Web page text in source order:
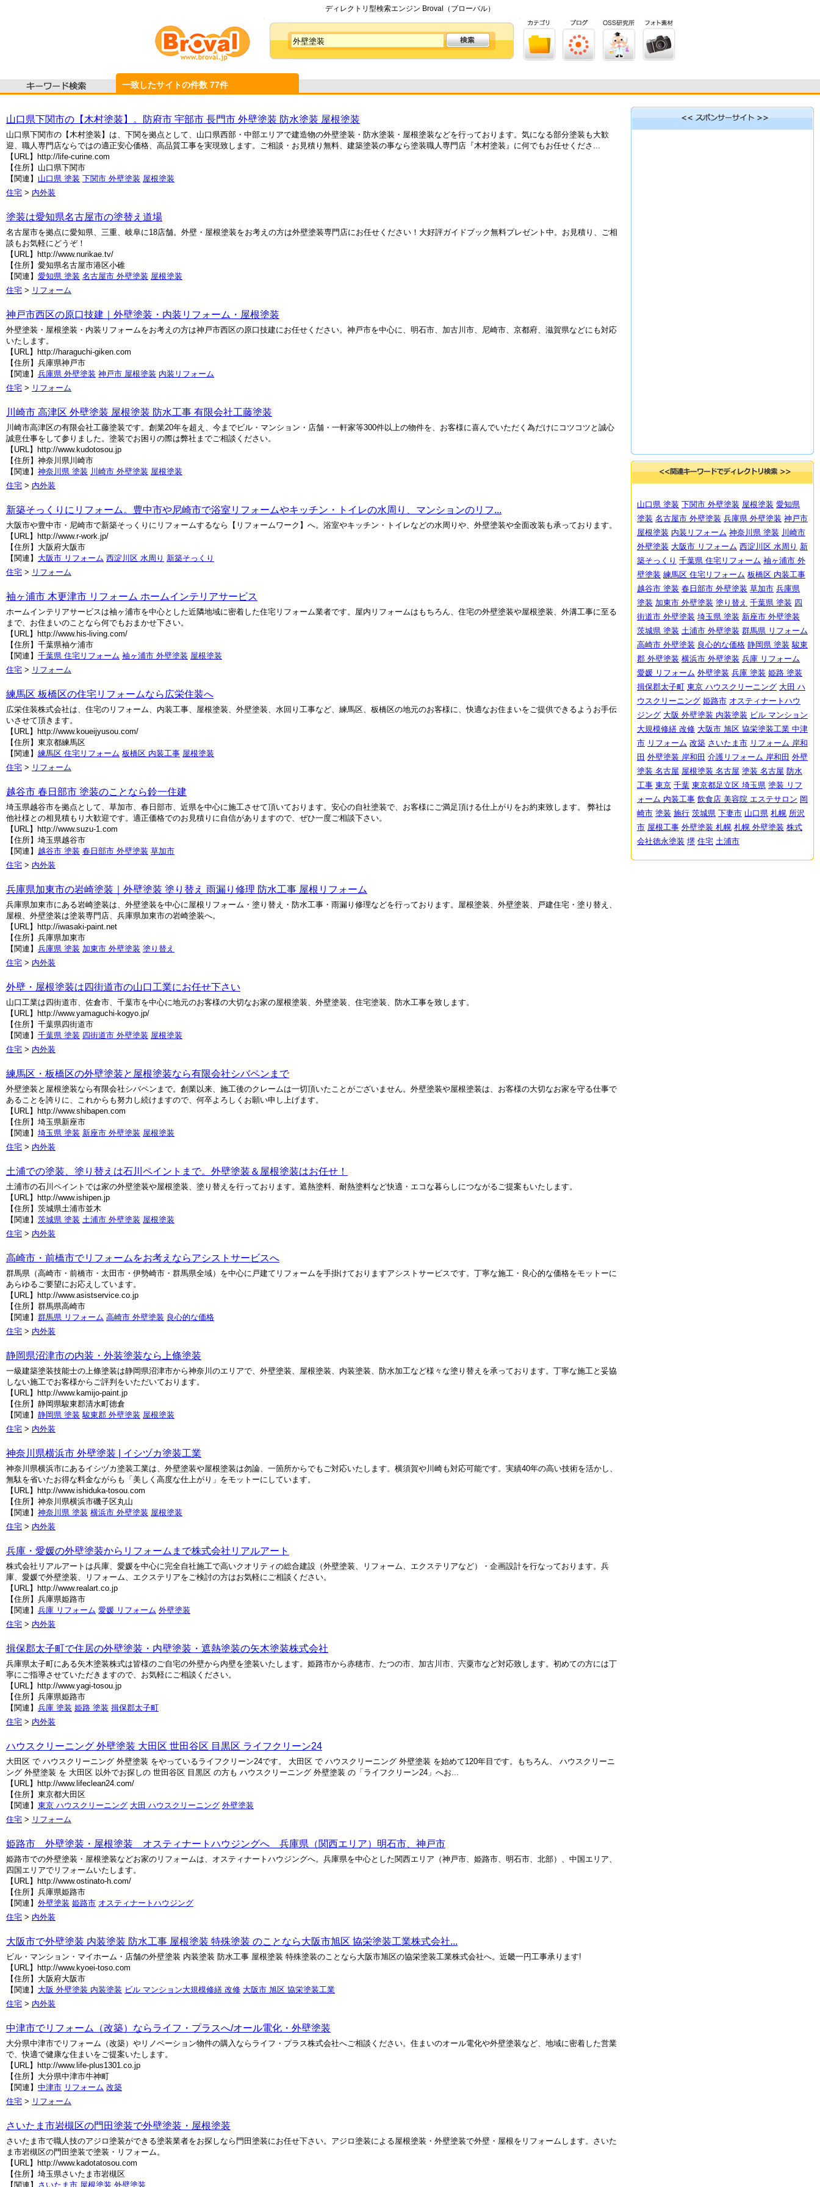
ディレクトリ型検索エンジン Broval（ブローバル）
一致したサイトの件数 77件
山口県下関市の【木村塗装】。防府市 宇部市 長門市 外壁塗装 防水塗装 屋根塗装
山口県下関市の【木村塗装】は、下関を拠点として、山口県西部・中部エリアで建造物の外壁塗装・防水塗装・屋根塗装などを行っております。気になる部分塗装も大歓
迎、職人専門店ならではの適正安心価格、高品質工事を実現致します。ご相談・お見積り無料、建築塗装の事なら塗装職人専門店『木村塗装』に何でもお任せくださ...
【URL】http://life-curine.com
【住所】山口県下関市
【関連】 山口県 塗装 下関市 外壁塗装 屋根塗装
住宅 > 内外装
塗装は愛知県名古屋市の塗替え道場
名古屋市を拠点に愛知県、三重、岐阜に18店舗。外壁・屋根塗装をお考えの方は外壁塗装専門店にお任せください！大好評ガイドブック無料プレゼント中。お見積り、ご相
談もお気軽にどうぞ！
【URL】http://www.nurikae.tv/
【住所】愛知県名古屋市港区小碓
【関連】 愛知県 塗装 名古屋市 外壁塗装 屋根塗装
住宅 > リフォーム
神戸市西区の原口技建｜外壁塗装・内装リフォーム・屋根塗装
外壁塗装・屋根塗装・内装リフォームをお考えの方は神戸市西区の原口技建にお任せください。神戸市を中心に、明石市、加古川市、尼崎市、京都府、滋賀県などにも対応
いたします。
【URL】http://haraguchi-giken.com
【住所】兵庫県神戸市
【関連】 兵庫県 外壁塗装 神戸市 屋根塗装 内装リフォーム
住宅 > リフォーム
川崎市 高津区 外壁塗装 屋根塗装 防水工事 有限会社工藤塗装
川崎市高津区の有限会社工藤塗装です。創業20年を超え、今までビル・マンション・店舗・一軒家等300件以上の物件を、お客様に喜んでいただく為だけにコツコツと誠心
誠意仕事をして参りました。塗装でお困りの際は弊社までご相談ください。
【URL】http://www.kudotosou.jp
【住所】神奈川県川崎市
【関連】 神奈川県 塗装 川崎市 外壁塗装 屋根塗装
住宅 > 内外装
新築そっくりにリフォーム。豊中市や尼崎市で浴室リフォームやキッチン・トイレの水周り、マンションのリフ...
大阪市や豊中市・尼崎市で新築そっくりにリフォームするなら【リフォームワーク】へ。浴室やキッチン・トイレなどの水周りや、外壁塗装や全面改装も承っております。
【URL】http://www.r-work.jp/
【住所】大阪府大阪市
【関連】 大阪市 リフォーム 西淀川区 水周り 新築そっくり
住宅 > リフォーム
袖ヶ浦市 木更津市 リフォーム ホームインテリアサービス
ホームインテリアサービスは袖ヶ浦市を中心とした近隣地域に密着した住宅リフォーム業者です。屋内リフォームはもちろん、住宅の外壁塗装や屋根塗装、外溝工事に至る
まで、お住まいのことなら何でもおまかせ下さい。
【URL】http://www.his-living.com/
【住所】千葉県袖ケ浦市
【関連】 千葉県 住宅リフォーム 袖ヶ浦市 外壁塗装 屋根塗装
住宅 > リフォーム
練馬区 板橋区の住宅リフォームなら広栄住装へ
広栄住装株式会社は、住宅のリフォーム、内装工事、屋根塗装、外壁塗装、水回り工事など、練馬区、板橋区の地元のお客様に、快適なお住まいをご提供できるようお手伝
いさせて頂きます。
【URL】http://www.koueijyusou.com/
【住所】東京都練馬区
【関連】 練馬区 住宅リフォーム 板橋区 内装工事 屋根塗装
住宅 > リフォーム
越谷市 春日部市 塗装のことなら鈴一住建
埼玉県越谷市を拠点として、草加市、春日部市、近県を中心に施工させて頂いております。安心の自社塗装で、お客様にご満足頂ける仕上がりをお約束致します。 弊社は
他社様との相見積もり大歓迎です。適正価格でのお見積りに自信がありますので、ぜひ一度ご相談下さい。
【URL】http://www.suzu-1.com
【住所】埼玉県越谷市
【関連】 越谷市 塗装 春日部市 外壁塗装 草加市
住宅 > 内外装
兵庫県加東市の岩崎塗装｜外壁塗装 塗り替え 雨漏り修理 防水工事 屋根リフォーム
兵庫県加東市にある岩崎塗装は、外壁塗装を中心に屋根リフォーム・塗り替え・防水工事・雨漏り修理などを行っております。屋根塗装、外壁塗装、戸建住宅・塗り替え、
屋根、外壁塗装は塗装専門店、兵庫県加東市の岩崎塗装へ。
【URL】http://iwasaki-paint.net
【住所】兵庫県加東市
【関連】 兵庫県 塗装 加東市 外壁塗装 塗り替え
住宅 > 内外装
外壁・屋根塗装は四街道市の山口工業にお任せ下さい
山口工業は四街道市、佐倉市、千葉市を中心に地元のお客様の大切なお家の屋根塗装、外壁塗装、住宅塗装、防水工事を致します。
【URL】http://www.yamaguchi-kogyo.jp/
【住所】千葉県四街道市
【関連】 千葉県 塗装 四街道市 外壁塗装 屋根塗装
住宅 > 内外装
練馬区・板橋区の外壁塗装と屋根塗装なら有限会社シバペンまで
外壁塗装と屋根塗装なら有限会社シバペンまで。創業以来、施工後のクレームは一切頂いたことがございません。外壁塗装や屋根塗装は、お客様の大切なお家を守る仕事で
あることを誇りに、これからも努力し続けますので、何卒よろしくお願い申し上げます。
【URL】http://www.shibapen.com
【住所】埼玉県新座市
【関連】 埼玉県 塗装 新座市 外壁塗装 屋根塗装
住宅 > 内外装
土浦での塗装、塗り替えは石川ペイントまで。外壁塗装＆屋根塗装はお任せ！
土浦市の石川ペイントでは家の外壁塗装や屋根塗装、塗り替えを行っております。遮熱塗料、耐熱塗料など快適・エコな暮らしにつながるご提案もいたします。
【URL】http://www.ishipen.jp
【住所】茨城県土浦市並木
【関連】 茨城県 塗装 土浦市 外壁塗装 屋根塗装
住宅 > 内外装
高崎市・前橋市でリフォームをお考えならアシストサービスへ
群馬県（高崎市・前橋市・太田市・伊勢崎市・群馬県全域）を中心に戸建てリフォームを手掛けておりますアシストサービスです。丁寧な施工・良心的な価格をモットーに
あらゆるご要望にお応えしています。
【URL】http://www.asistservice.co.jp
【住所】群馬県高崎市
【関連】 群馬県 リフォーム 高崎市 外壁塗装 良心的な価格
住宅 > 内外装
静岡県沼津市の内装・外装塗装なら上條塗装
一級建築塗装技能士の上條塗装は静岡県沼津市から神奈川のエリアで、外壁塗装、屋根塗装、内装塗装、防水加工など様々な塗り替えを承っております。丁寧な施工と妥協
しない施工でお客様からご評判をいただいております。
【URL】http://www.kamijo-paint.jp
【住所】静岡県駿東郡清水町徳倉
【関連】 静岡県 塗装 駿東郡 外壁塗装 屋根塗装
住宅 > 内外装
神奈川県横浜市 外壁塗装 | イシヅカ塗装工業
神奈川県横浜市にあるイシヅカ塗装工業は、外壁塗装や屋根塗装は勿論、一箇所からでもご対応いたします。横須賀や川崎も対応可能です。実績40年の高い技術を活かし、
無駄を省いたお得な料金ながらも「美しく高度な仕上がり」をモットーにしています。
【URL】http://www.ishiduka-tosou.com
【住所】神奈川県横浜市磯子区丸山
【関連】 神奈川県 塗装 横浜市 外壁塗装 屋根塗装
住宅 > 内外装
兵庫・愛媛の外壁塗装からリフォームまで株式会社リアルアート
株式会社リアルアートは兵庫、愛媛を中心に完全自社施工で高いクオリティの総合建設（外壁塗装、リフォーム、エクステリアなど）・企画設計を行なっております。兵
庫、愛媛で外壁塗装、リフォーム、エクステリアをご検討の方はお気軽にご相談ください。
【URL】http://www.realart.co.jp
【住所】兵庫県姫路市
【関連】 兵庫 リフォーム 愛媛 リフォーム 外壁塗装
住宅 > 内外装
揖保郡太子町で住居の外壁塗装・内壁塗装・遮熱塗装の矢木塗装株式会社
兵庫県太子町にある矢木塗装株式は皆様のご自宅の外壁から内壁を塗装いたします。姫路市から赤穂市、たつの市、加古川市、宍粟市など対応致します。初めての方には丁
寧にご指導させていただきますので、お気軽にご相談ください。
【URL】http://www.yagi-tosou.jp
【住所】兵庫県姫路市
【関連】 兵庫 塗装 姫路 塗装 揖保郡太子町
住宅 > 内外装
ハウスクリーニング 外壁塗装 大田区 世田谷区 目黒区 ライフクリーン24
大田区 で ハウスクリーニング 外壁塗装 をやっているライフクリーン24です。 大田区 で ハウスクリーニング 外壁塗装 を始めて120年目です。もちろん、 ハウスクリーニ
ング 外壁塗装 を 大田区 以外でお探しの 世田谷区 目黒区 の方も ハウスクリーニング 外壁塗装 の「ライフクリーン24」へお...
【URL】http://www.lifeclean24.com/
【住所】東京都大田区
【関連】 東京 ハウスクリーニング 大田 ハウスクリーニング 外壁塗装
住宅 > リフォーム
姫路市 外壁塗装・屋根塗装 オスティナートハウジングへ 兵庫県（関西エリア）明石市、神戸市
姫路市での外壁塗装・屋根塗装などお家のリフォームは、オスティナートハウジングへ。兵庫県を中心とした関西エリア（神戸市、姫路市、明石市、北部）、中国エリア、
四国エリアでリフォームいたします。
【URL】http://www.ostinato-h.com/
【住所】兵庫県姫路市
【関連】 外壁塗装 姫路市 オスティナートハウジング
住宅 > 内外装
大阪市で外壁塗装 内装塗装 防水工事 屋根塗装 特殊塗装 のことなら大阪市旭区 協栄塗装工業株式会社...
ビル・マンション・マイホーム・店舗の外壁塗装 内装塗装 防水工事 屋根塗装 特殊塗装のことなら大阪市旭区の協栄塗装工業株式会社へ。近畿一円工事承ります!
【URL】http://www.kyoei-toso.com
【住所】大阪府大阪市
【関連】 大阪 外壁塗装 内装塗装 ビル マンション大規模修繕 改修 大阪市 旭区 協栄塗装工業
住宅 > 内外装
中津市でリフォーム（改築）ならライフ・プラスへ/オール電化・外壁塗装
大分県中津市でリフォーム（改築）やリノベーション物件の購入ならライフ・プラス株式会社へご相談ください。住まいのオール電化や外壁塗装など、地域に密着した営業
で、快適で健康な住まいをご提案いたします。
【URL】http://www.life-plus1301.co.jp
【住所】大分県中津市牛神町
【関連】 中津市 リフォーム 改築
住宅 > リフォーム
さいたま市岩槻区の門田塗装で外壁塗装・屋根塗装
さいたま市で職人技のアジロ塗装ができる塗装業者をお探しなら門田塗装にお任せ下さい。アジロ塗装による屋根塗装・外壁塗装で外壁・屋根をリフォームします。さいた
ま市岩槻区の門田塗装で塗装・リフォーム。
【URL】http://www.kadotatosou.com
【住所】埼玉県さいたま市岩槻区
【関連】 さいたま市 屋根塗装 外壁塗装
山口県 塗装 下関市 外壁塗装 屋根塗装 愛知県
塗装 名古屋市 外壁塗装 兵庫県 外壁塗装 神戸市
屋根塗装 内装リフォーム 神奈川県 塗装 川崎市
外壁塗装 大阪市 リフォーム 西淀川区 水周り 新
築そっくり 千葉県 住宅リフォーム 袖ヶ浦市 外
壁塗装 練馬区 住宅リフォーム 板橋区 内装工事
越谷市 塗装 春日部市 外壁塗装 草加市 兵庫県
塗装 加東市 外壁塗装 塗り替え 千葉県 塗装 四
街道市 外壁塗装 埼玉県 塗装 新座市 外壁塗装
茨城県 塗装 土浦市 外壁塗装 群馬県 リフォーム
高崎市 外壁塗装 良心的な価格 静岡県 塗装 駿東
郡 外壁塗装 横浜市 外壁塗装 兵庫 リフォーム
愛媛 リフォーム 外壁塗装 兵庫 塗装 姫路 塗装
揖保郡太子町 東京 ハウスクリーニング 大田 ハ
ウスクリーニング 姫路市 オスティナートハウ
ジング 大阪 外壁塗装 内装塗装 ビル マンション
大規模修繕 改修 大阪市 旭区 協栄塗装工業 中津
市 リフォーム 改築 さいたま市 リフォーム 岸和
田 外壁塗装 岸和田 介護リフォーム 岸和田 外壁
塗装 名古屋 屋根塗装 名古屋 塗装 名古屋 防水
工事 東京 千葉 東京都足立区 埼玉県 塗装 リフ
ォーム 内装工事 飲食店 美容院 エステサロン 岡
崎市 塗装 施行 茨城県 下妻市 山口県 札幌 所沢
市 屋根工事 外壁塗装 札幌 札幌 外壁塗装 株式
会社徳永塗装 堺 住宅 土浦市